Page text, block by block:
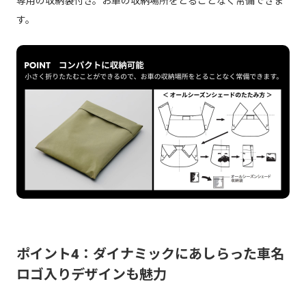
す。
ポイント4：ダイナミックにあしらった車名
ロゴ入りデザインも魅力